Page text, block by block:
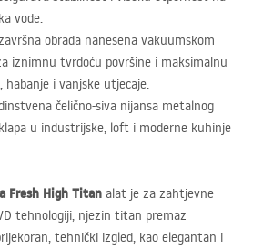
vode.
obrada nanesena vakuumskom
iznimnu tvrdoću površine i maksimalnu
i vanjske utjecaje.
čelično-siva nijansa metalnog
u industrijske, loft i moderne kuhinje
Fresh High Titan alat je za zahtjevne
tehnologiji, njezin titan premaz
tehnički izgled, kao elegantan i